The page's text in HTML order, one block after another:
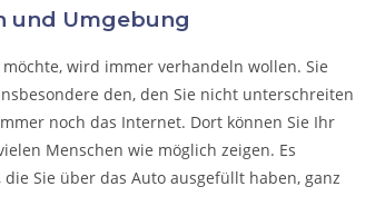
und Umgebung
möchte, wird immer verhandeln wollen. Sie
den, den Sie nicht unterschreiten
noch das Internet. Dort können Sie Ihr
Menschen wie möglich zeigen. Es
Sie über das Auto ausgefüllt haben, ganz